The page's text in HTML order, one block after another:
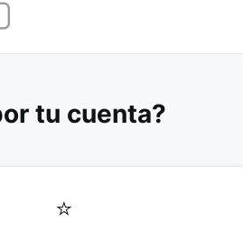
tu cuenta?
⭐